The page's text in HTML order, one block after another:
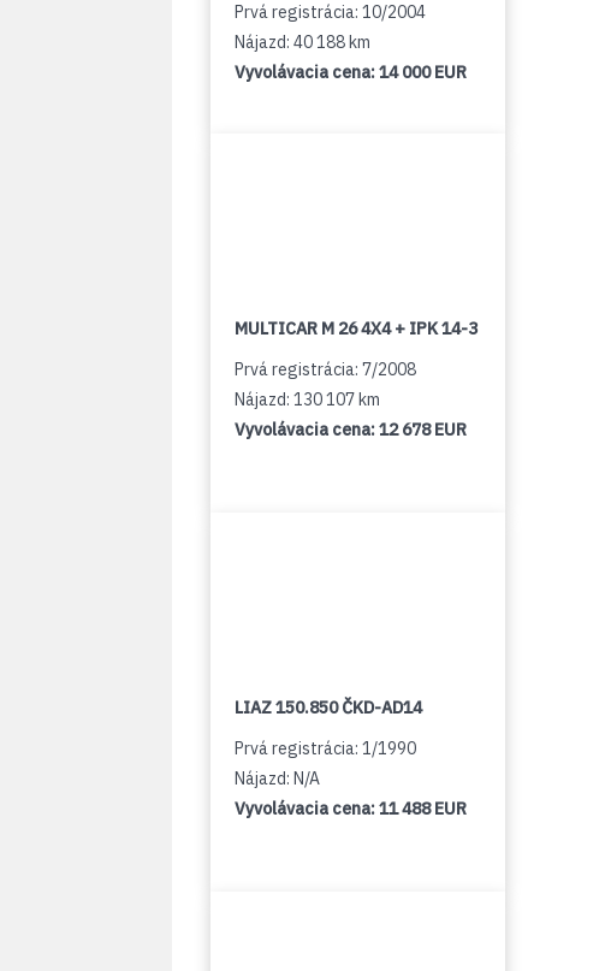
Prvá registrácia: 10/2004
Nájazd: 40 188 km
Vyvolávacia cena:14 000 EUR
MULTICAR M 26 4X4 + IPK 14-3
Prvá registrácia: 7/2008
Nájazd: 130 107 km
Vyvolávacia cena:12 678 EUR
LIAZ 150.850 ČKD-AD14
Prvá registrácia: 1/1990
Nájazd: N/A
Vyvolávacia cena:11 488 EUR